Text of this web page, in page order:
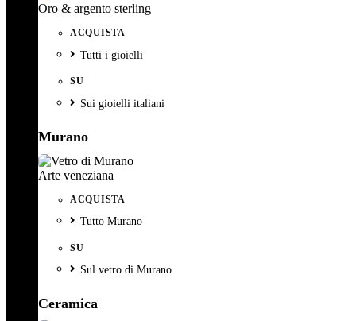
Oro & argento sterling
ACQUISTA
Tutti i gioielli
SU
Sui gioielli italiani
Murano
Arte veneziana
ACQUISTA
Tutto Murano
SU
Sul vetro di Murano
Ceramica